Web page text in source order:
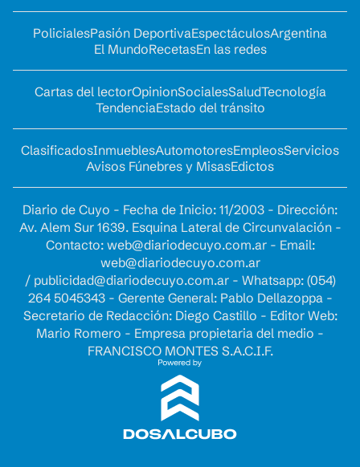
PolicialesPasión DeportivaEspectáculosArgentina
El MundoRecetasEn las redes
Cartas del lectorOpinionSocialesSaludTecnología
TendenciaEstado del tránsito
ClasificadosInmueblesAutomotoresEmpleosServicios
Avisos Fúnebres y MisasEdictos
Diario de Cuyo - Fecha de Inicio: 11/2003 - Dirección:
Av. Alem Sur 1639. Esquina Lateral de Circunvalación -
Contacto: web@diariodecuyo.com.ar- Email:
web@diariodecuyo.com.ar
/ publicidad@diariodecuyo.com.ar- Whatsapp: (054)
264 5045343 - Gerente General: Pablo Dellazoppa -
Secretario de Redacción: Diego Castillo - Editor Web:
Mario Romero - Empresa propietaria del medio -
FRANCISCO MONTES S.A.C.I.F.